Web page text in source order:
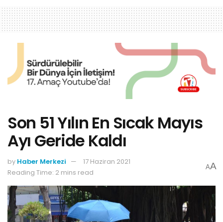
Son 51 Yılın En Sıcak Mayıs
Ayı Geride Kaldı
by Haber Merkezi
17 Haziran 2021
Reading Time: 2 mins read
AA